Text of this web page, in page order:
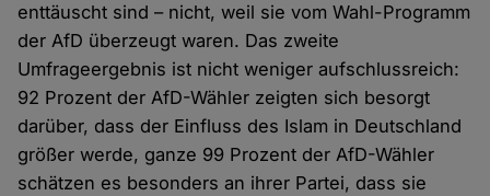
enttäuscht sind – nicht, weil sie vom Wahl-Programm
der AfD überzeugt waren. Das zweite
Umfrageergebnis ist nicht weniger aufschlussreich:
92 Prozent der AfD-Wähler zeigten sich besorgt
darüber, dass der Einfluss des Islam in Deutschland
größer werde, ganze 99 Prozent der AfD-Wähler
schätzen es besonders an ihrer Partei, dass sie